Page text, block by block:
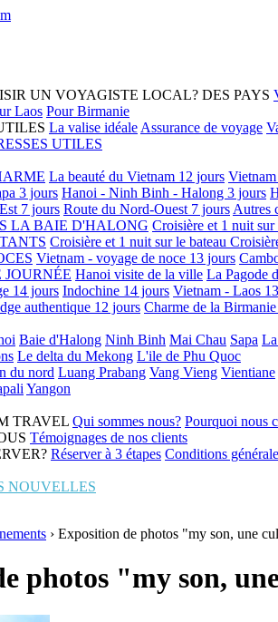
UN VOYAGISTE LOCAL? DES PAYS
Laos Pour Birmanie
La valise idéale Assurance de voyage
UTILES
La beauté du Vietnam 12 jours
3 jours Hanoi - Ninh Binh - Halong 3 jours
7 jours Route du Nord-Ouest 7 jours Autres
LA BAIE D'HALONG Croisière et 1 nuit
Croisière et 1 nuit sur le bateau
Vietnam - voyage de noce 13 jours
Hanoi visite de la ville La Pagode
14 jours Indochine 14 jours Vietnam - Laos
authentique 12 jours Charme de la
Baie d'Halong Ninh Binh Mai Chau Sapa
Le delta du Mekong L'ile de Phu Quoc
du nord Luang Prabang Vang Vieng Vientiane
Yangon
TRAVEL Qui sommes nous? Pourquoi nous
Témoignages de nos clients
Réserver à 3 étapes Conditions
NOUVELLES
› Exposition de photos "my son, une
photos "my son,